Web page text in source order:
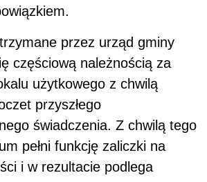
przez urząd gminy
częściową należnością za
użytkowego z chwilą
przyszłego
świadczenia. Z chwilą tego
pełni funkcję zaliczki na
i w rezultacie podlega